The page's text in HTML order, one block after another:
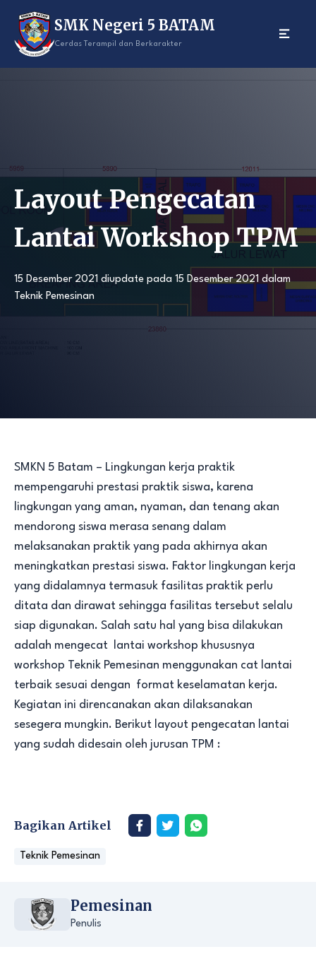
content
SMK Negeri 5 BATAM
Cerdas Terampil dan Berkarakter
Layout Pengecatan
Lantai Workshop TPM
15 Desember 2021 diupdate pada 15 Desember 2021 dalam
Teknik Pemesinan
SMKN 5 Batam – Lingkungan kerja praktik
mempengaruhi prestasi praktik siswa, karena
lingkungan yang aman, nyaman, dan tenang akan
mendorong siswa merasa senang dalam
melaksanakan praktik yang pada akhirnya akan
meningkatkan prestasi siswa. Faktor lingkungan kerja
yang didalamnya termasuk fasilitas praktik perlu
ditata dan dirawat sehingga fasilitas tersebut selalu
siap digunakan. Salah satu hal yang bisa dilakukan
adalah mengecat lantai workshop khususnya
workshop Teknik Pemesinan menggunakan cat lantai
terbaik sesuai dengan format keselamatan kerja.
Kegiatan ini direncanakan akan dilaksanakan
sesegera mungkin. Berikut layout pengecatan lantai
yang sudah didesain oleh jurusan TPM :
Bagikan Artikel
Teknik Pemesinan
Pemesinan
Penulis